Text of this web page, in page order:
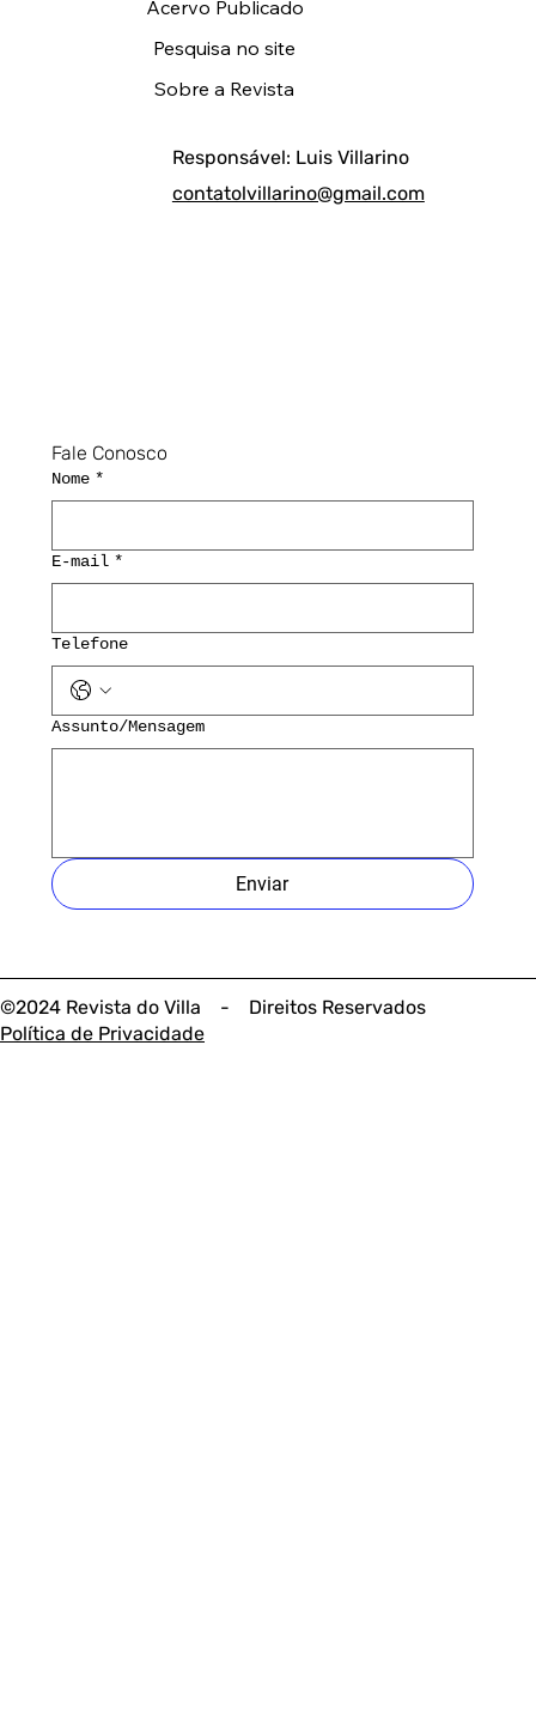
©2024 Revista do Villa - Direitos Reservados
Política de Privacidade
Fale Conosco
Nome *
E-mail *
Telefone
Assunto/Mensagem
Enviar
Responsável: Luis Villarino
contatolvillarino@gmail.com
Acervo Publicado
Pesquisa no site
Sobre a Revista